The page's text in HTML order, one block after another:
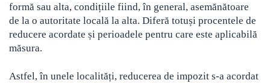
formă sau alta, condițiile fiind, în general, asemănătoare
de la o autoritate locală la alta. Diferă totuși procentele de
reducere acordate și perioadele pentru care este aplicabilă
măsura.
Astfel, în unele localități, reducerea de impozit s-a acordat